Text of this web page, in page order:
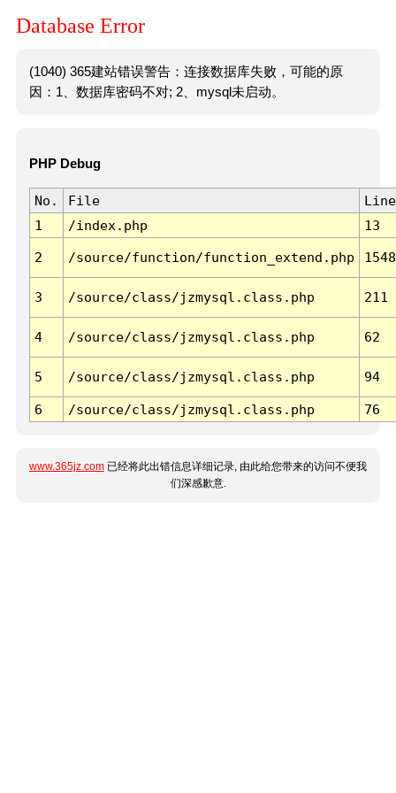
Database Error
(1040) 365建站错误警告：连接数据库失败，可能的原
因：1、数据库密码不对; 2、mysql未启动。
PHP Debug
No. File
Line
1
/index.php 13
2 /source/function/function_extend.php 1548
3 /source/class/jzmysql.class.php 211
4 /source/class/jzmysql.class.php 62
5 /source/class/jzmysql.class.php 94
6 /source/class/jzmysql.class.php 76
www.365jz.com 已经将此出错信息详细记录, 由此给您带来的访问不便我
们深感歉意.